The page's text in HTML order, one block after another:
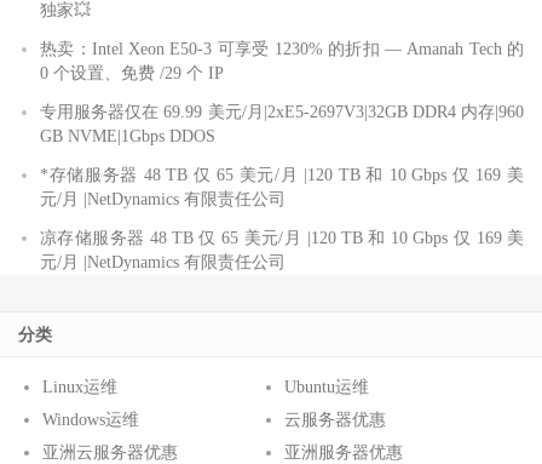
独家💥
热卖：Intel Xeon E50-3 可享受 1230% 的折扣 — Amanah Tech 的
0 个设置、免费 /29 个 IP
专用服务器仅在 69.99 美元/月|2xE5-2697V3|32GB DDR4 内存|960
GB NVME|1Gbps DDOS
*存储服务器 48 TB 仅 65 美元/月 |120 TB 和 10 Gbps 仅 169 美
元/月 |NetDynamics 有限责任公司
凉存储服务器 48 TB 仅 65 美元/月 |120 TB 和 10 Gbps 仅 169 美
元/月 |NetDynamics 有限责任公司
分类
Linux运维
Ubuntu运维
Windows运维
云服务器优惠
亚洲云服务器优惠
亚洲服务器优惠